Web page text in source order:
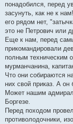
понадобился, перед
засунуть, как не к
его рядом нет,
это не Петрович или
Еще к нам, перед
прикомандировали
полным техническим
мурманчанина,
Что они собираются
них свой приказ. А он
Может нашим
Боргезе.
Перед походом
противолодочники,